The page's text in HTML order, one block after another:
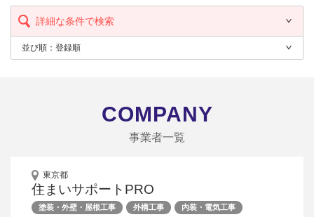
詳細な条件で検索
並び順： 登録順
COMPANY
事業者一覧
東京都
住まいサポートPRO
塗装・外壁・屋根工事 外構工事 内装・電気工事